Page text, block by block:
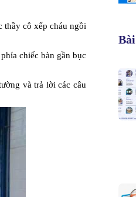
thầy cô xếp cháu ngồi
chiếc bàn gần bục
và trả lời các câu